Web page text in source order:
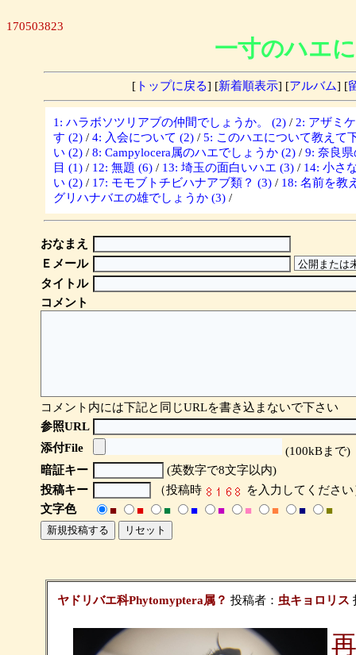
170503823
一寸のハエ
[ トップに戻る] [新着順表示] [アルバム] [
1: ハラボソツリアブの仲間でしょうか。 (2) / 2: アザミ
す (2) / 4: 入会について (2) / 5: このハエについて教えて
い (2) / 8: Campylocera属のハエでしょうか (2) / 9: 奈良
目 (1) / 12: 無題 (6) / 13: 埼玉の面白いハエ (3) / 14: 小さ
い (2) / 17: モモブトチビハナアブ類？ (3) / 18: 名前を教
グリハナバエの雄でしょうか (3) /
おなまえ
Ｅメール
タイトル
コメント
コメント内には下記と同じURLを書き込まないで下さい
参照URL
添付File
(100kBまで)
暗証キー
(英数字で8文字以内)
投稿キー
（投稿時
を入力してください
文字色
■ ■ ■ ■ ■ ■ ■ ■ ■
ヤドリバエ科Phytomyptera属？ 投稿者： 虫キョロリス